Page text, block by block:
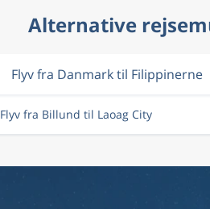
Alternative
Flyv fra Danmark til Filippinerne
Flyv fra Billund til Laoag City